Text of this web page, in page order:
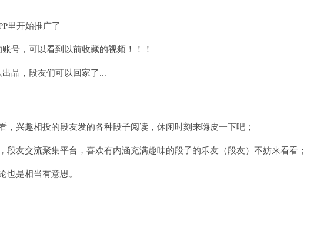
里开始推广了
号，可以看到以前收藏的视频！！！
品，段友们可以回家了...
，兴趣相投的段友发的各种段子阅读，休闲时刻来嗨皮一下吧；
段友交流聚集平台，喜欢有内涵充满趣味的段子的乐友（段友）不妨来看看；
也是相当有意思。